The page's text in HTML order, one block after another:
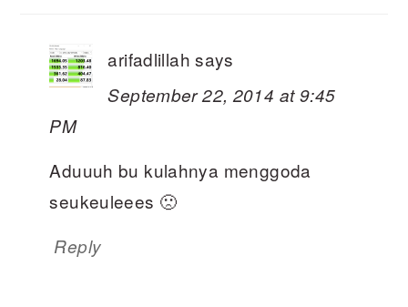
arifadlillah says
September 22, 2014 at 9:45
PM
Aduuuh bu kulahnya menggoda
seukeuleees 🙁
Reply